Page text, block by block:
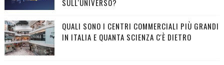
SULL'UNIVERSO?
QUALI SONO I CENTRI COMMERCIALI PIÙ GRANDI
IN ITALIA E QUANTA SCIENZA C'È DIETRO